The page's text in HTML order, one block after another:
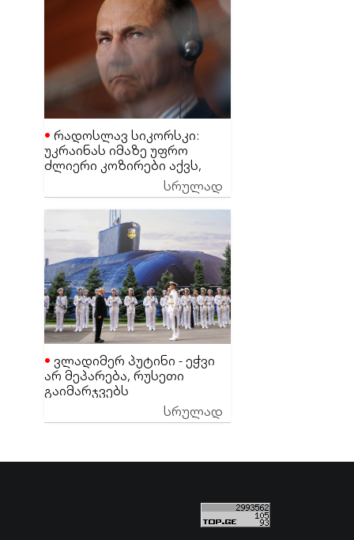
რადოსლავ სიკორსკი:
უკრაინას იმაზე უფრო
ძლიერი კოზირები აქვს,
ვიდრე დონალდ ტრამპს
ეგონა
სრულად
ვლადიმერ პუტინი - ეჭვი
არ მეპარება, რუსეთი
გაიმარჯვებს
სრულად